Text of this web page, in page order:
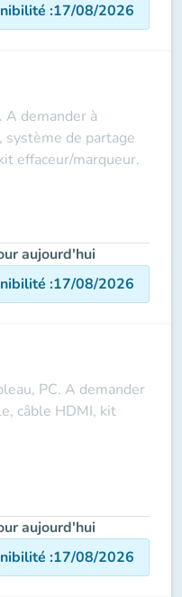
:17/08/2026
A demander à
de partage
effaceur/marqueur.
aujourd'hui
:17/08/2026
PC. A demander
câble HDMI, kit
aujourd'hui
:17/08/2026